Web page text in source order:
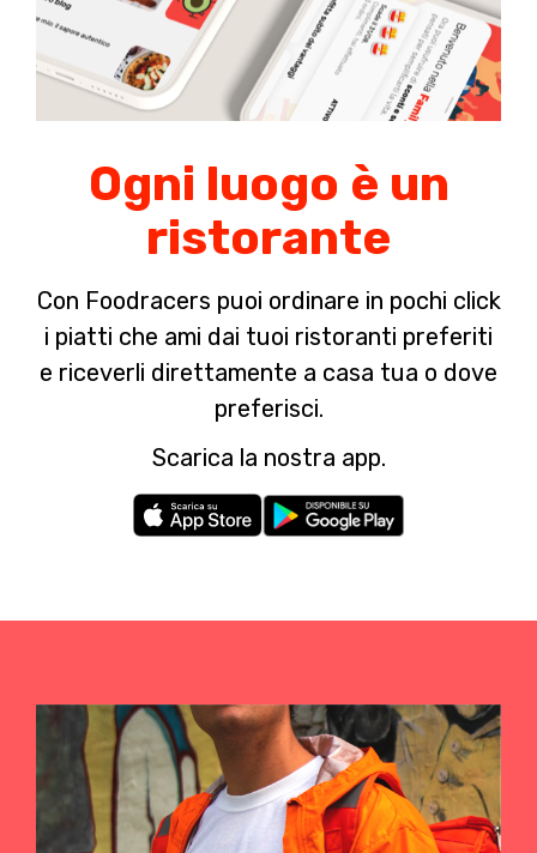
Ogni luogo è un
ristorante
Con Foodracers puoi ordinare in pochi click
i piatti che ami dai tuoi ristoranti preferiti
e riceverli direttamente a casa tua o dove
preferisci.
Scarica la nostra app.